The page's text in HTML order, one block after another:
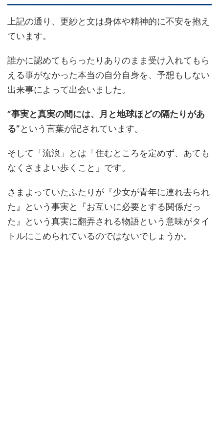
上記の通り、更紗と文は身体や精神的に不安を抱え
ています。
誰かに認めてもらったりありのまま受け入れてもら
える事がなかった本当の自分自身を、予想もしない
出来事によって出会いました。
”事実と真実の間には、月と地球ほどの隔たりがあ
る”という言葉が記されています。
そして「流浪」とは「住むところを定めず、あても
なくさまよい歩くこと」です。
さまよっていたふたりが『少女が青年に連れ去られ
た』という事実と『お互いに必要とする関係だっ
た』という真実に翻弄される物語という意味がタイ
トルにこめられているのではないでしょうか。